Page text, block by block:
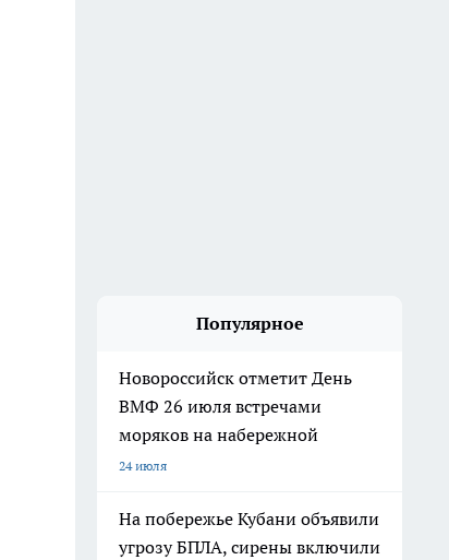
Популярное
Новороссийск отметит День
ВМФ 26 июля встречами
моряков на набережной
24 июля
На побережье Кубани объявили
угрозу БПЛА, сирены включили